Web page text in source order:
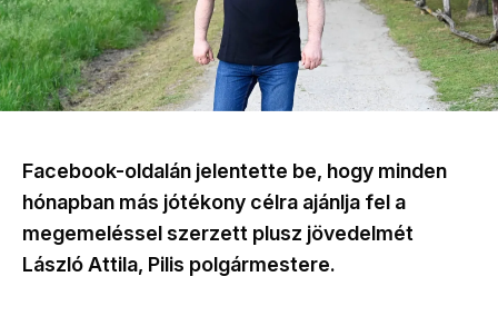
Facebook-oldalán jelentette be, hogy minden
hónapban más jótékony célra ajánlja fel a
megemeléssel szerzett plusz jövedelmét
László Attila, Pilis polgármestere.